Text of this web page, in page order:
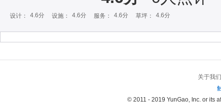
设计： 4.6分 设施： 4.6分 服务： 4.6分 草坪： 4.6分
关于我们
© 2011 - 2019 YunGao, Inc. or its